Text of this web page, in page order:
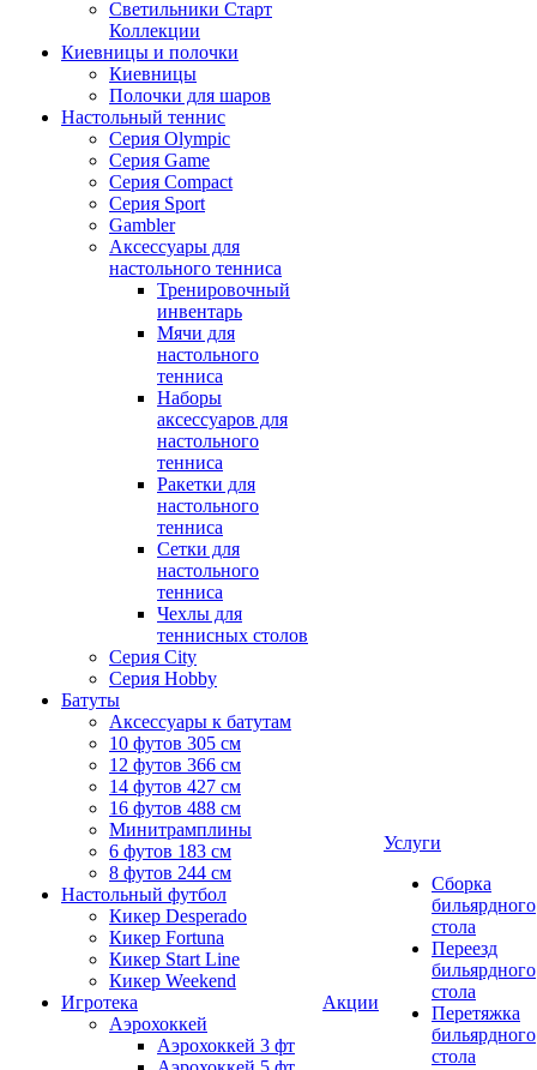
Светильники Старт
Коллекции
Киевницы и полочки
Киевницы
Полочки для шаров
Настольный теннис
Серия Olympic
Серия Game
Серия Compact
Серия Sport
Gambler
Аксессуары для
настольного тенниса
Тренировочный
инвентарь
Мячи для
настольного
тенниса
Наборы
аксессуаров для
настольного
тенниса
Ракетки для
настольного
тенниса
Сетки для
настольного
тенниса
Чехлы для
теннисных столов
Серия City
Серия Hobby
Батуты
Аксессуары к батутам
10 футов 305 см
12 футов 366 см
14 футов 427 см
16 футов 488 см
Минитрамплины
6 футов 183 см
8 футов 244 см
Настольный футбол
Кикер Desperado
Кикер Fortuna
Кикер Start Line
Кикер Weekend
Игротека
Аэрохоккей
Аэрохоккей 3 фт
Акции
Услуги
Сборка
бильярдного
стола
Переезд
бильярдного
стола
Перетяжка
бильярдного
стола